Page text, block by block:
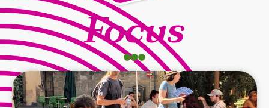
Focus